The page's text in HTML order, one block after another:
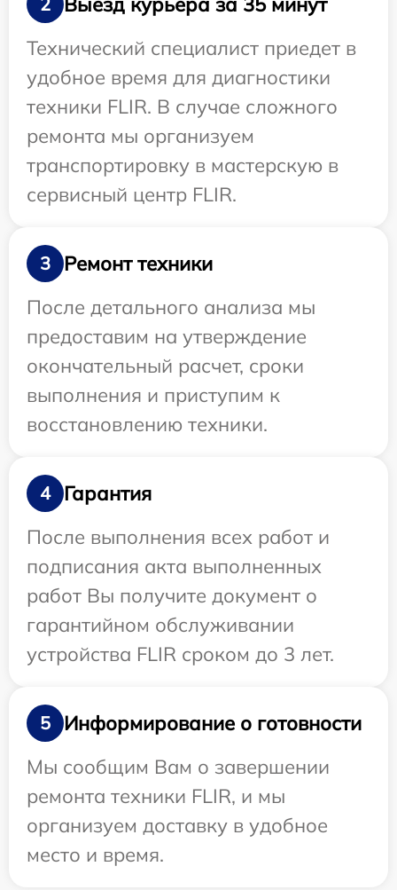
Технический специалист приедет в
удобное время для диагностики
техники FLIR. В случае сложного
ремонта мы организуем
транспортировку в мастерскую в
сервисный центр FLIR.
3
Ремонт техники
После детального анализа мы
предоставим на утверждение
окончательный расчет, сроки
выполнения и приступим к
восстановлению техники.
4
Гарантия
После выполнения всех работ и
подписания акта выполненных
работ Вы получите документ о
гарантийном обслуживании
устройства FLIR сроком до 3 лет.
5
Информирование о готовности
Мы сообщим Вам о завершении
ремонта техники FLIR, и мы
организуем доставку в удобное
место и время.